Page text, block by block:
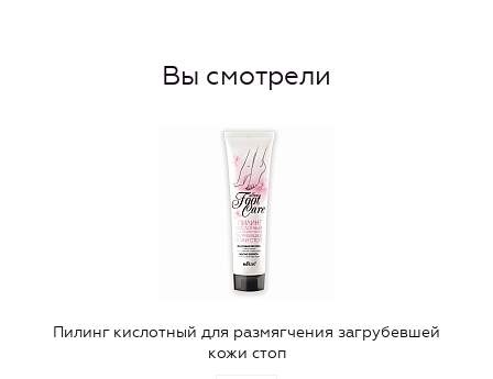
Вы смотрели
Пилинг кислотный для размягчения загрубевшей
кожи стоп